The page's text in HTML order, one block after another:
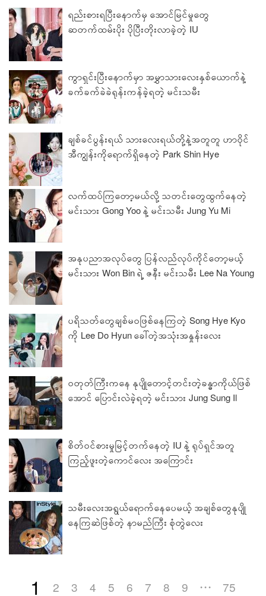
ရည်းစားရပြီးနောက်မှ အောင်မြင်မှုတွေ
ဆတက်ထမ်းပိုး ပိုပြီးတိုးလာခဲ့တဲ့ IU
ကွာရှင်းပြီးနောက်မှာ အမွှာသားလေးနှစ်ယောက်‌နဲ့
ခက်ခက်ခဲခဲရုန်းကန်ခဲ့ရတဲ့ မင်းသမီး
ချစ်ခင်ပွန်းရယ် သားလေးရယ်တို့နဲ့အတူတူ ဟာဝိုင်
အီကျွန်းကိုရောက်ရှိနေတဲ့ Park Shin Hye
လက်ထပ်ကြတော့မယ်လို့ သတင်းတွေထွက်နေတဲ့
မင်းသား Gong Yoo နဲ့ မင်းသမီး Jung Yu Mi
အနုပညာအလုပ်တွေ ပြန်လည်လုပ်ကိုင်တော့မယ့်
မင်းသား Won Bin ရဲ့ ဇနီး မင်းသမီး Lee Na Young
ပရိသတ်တွေချစ်မဝဖြစ်နေကြတဲ့ Song Hye Kyo
ကို Lee Do Hyun ခေါ်တဲ့အသုံးအနှုန်းလေး
ဝတုတ်ကြီးကနေ နုပျိုတောင့်တင်းတဲ့ခန္ဓာကိုယ်ဖြစ်
အောင် ပြောင်းလဲခဲ့ရတဲ့ မင်းသား Jung Sung Il
စိတ်ဝင်စားမှုမြင့်တက်နေတဲ့ IU နဲ့ ရုပ်ရှင်အတူ
ကြည့်ဖူးတဲ့ကောင်လေး အကြောင်း
သမီးလေးအရွယ်ရောက်နေပေမယ့် အချစ်တွေနုပျို
နေကြဆဲဖြစ်တဲ့ နာမည်ကြီး စုံတွဲလေး
1 2 3 4 5 6 7 8 9 • • • 75